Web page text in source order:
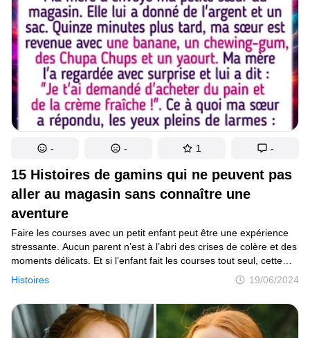
ou d’un mauvais choix.
15 Histoires de gamins qui ne peuvent pas
aller au magasin sans connaître une
aventure
Histoires 19/06/2024
Faire les courses avec un petit enfant peut être une expérience
stressante. Aucun parent n’est à l’abri des crises de colère et des
moments délicats. Et si l’enfant fait les courses tout seul, cette
sortie risque de devenir anecdotique.
- - 1 -